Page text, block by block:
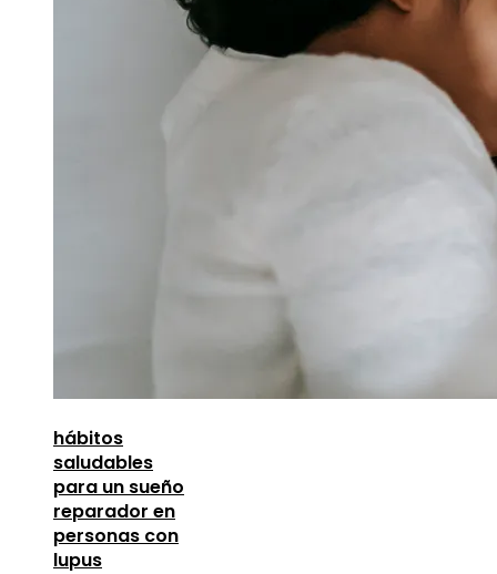
hábitos
saludables
para un sueño
reparador en
personas con
lupus